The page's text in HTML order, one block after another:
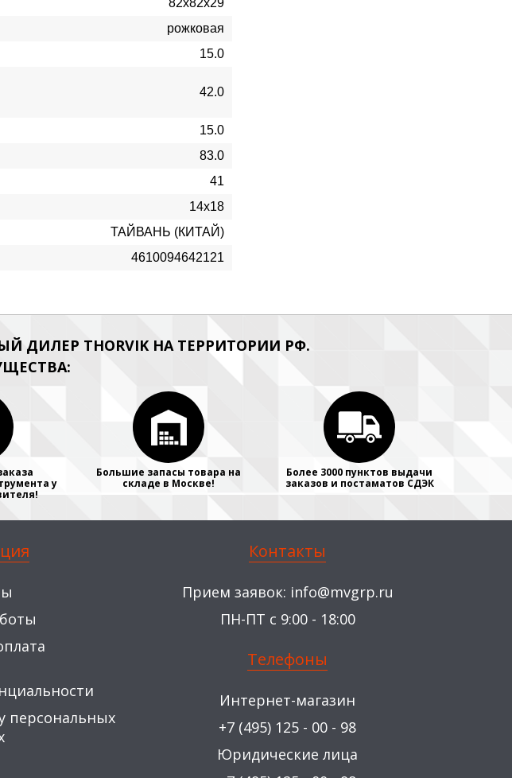
82х82х29
рожковая
15.0
42.0
15.0
83.0
41
14х18
ТАЙВАНЬ (КИТАЙ)
4610094642121
ДИЛЕР THORVIK НА ТЕРРИТОРИИ РФ.
у
Большие запасы товара на
складе в Москве!
Более 3000 пунктов выдачи
заказов и постаматов СДЭК
персональных
Контакты
Прием заявок: info@mvgrp.ru
ПН-ПТ с 9:00 - 18:00
Телефоны
Интернет-магазин
+7 (495) 125 - 00 - 98
Юридические лица